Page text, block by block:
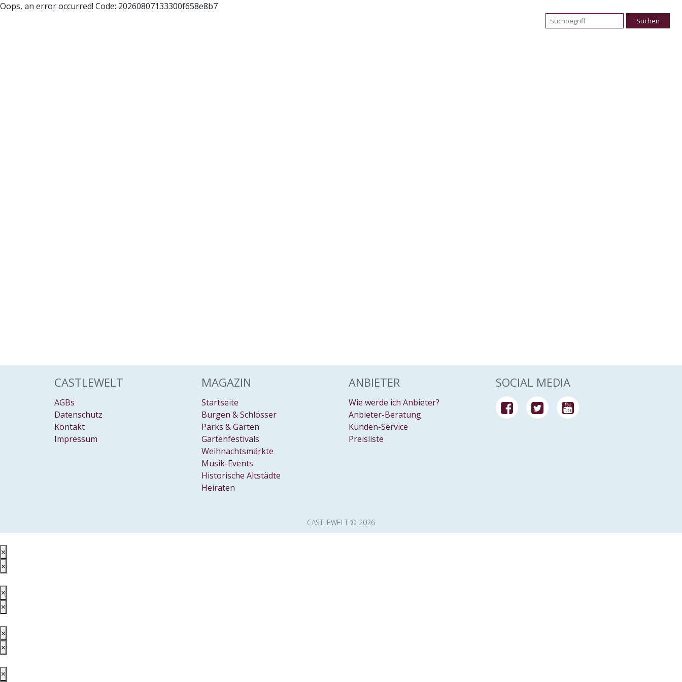
Oops, an error occurred! Code: 20260807133300f658e8b7
CASTLEWELT
AGBs
Datenschutz
Kontakt
Impressum
MAGAZIN
Startseite
Burgen & Schlösser
Parks & Gärten
Gartenfestivals
Weihnachtsmärkte
Musik-Events
Historische Altstädte
Heiraten
ANBIETER
Wie werde ich Anbieter?
Anbieter-Beratung
Kunden-Service
Preisliste
SOCIAL MEDIA
CASTLEWELT © 2026
×
×
×
×
×
×
×